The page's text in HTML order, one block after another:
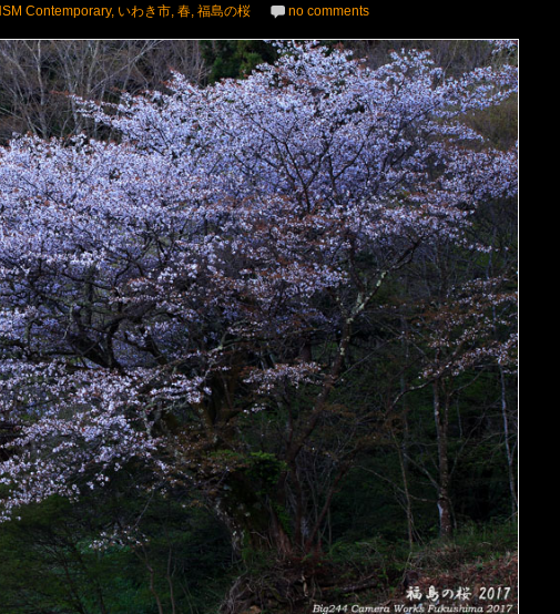
Contemporary, いわき市, 春, 福島の桜 no comments